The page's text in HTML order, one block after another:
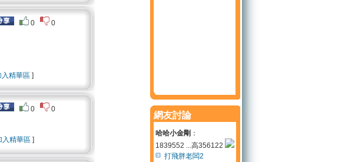
0 0
精華區 ]
0
0
入精華區 ]
網友討論
哈哈小金剛 ：
1839552 ...高356122
打飛胖老闆2